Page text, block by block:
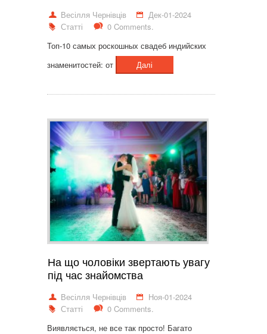
Весілля Чернівців
Дек-01-2024
Статті
0 Comments.
Топ-10 самых роскошных свадеб индийских
знаменитостей: от
Далі
На що чоловіки звертають увагу
під час знайомства
Весілля Чернівців
Ноя-01-2024
Статті
0 Comments.
Виявляється, не все так просто! Багато